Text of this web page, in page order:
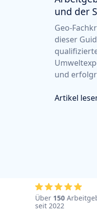
und der
Geo-
dieser
und
Artikel
Über 150
seit 2022